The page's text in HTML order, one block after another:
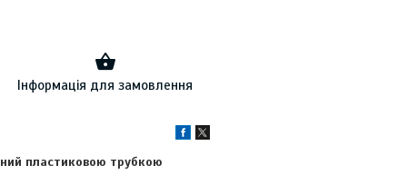
Інформація для замовлення
пластиковою трубкою